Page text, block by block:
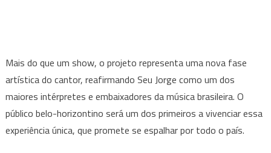
Mais do que um show, o projeto representa uma nova fase
artística do cantor, reafirmando Seu Jorge como um dos
maiores intérpretes e embaixadores da música brasileira. O
público belo-horizontino será um dos primeiros a vivenciar essa
experiência única, que promete se espalhar por todo o país.